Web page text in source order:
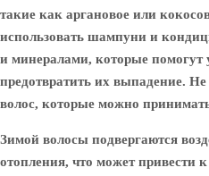
такие как аргановое или
использовать шампуни и
и минералами, которые помогут
предотвратить их выпадение.
волос, которые можно
Зимой волосы подвергаются
отопления, что может привести